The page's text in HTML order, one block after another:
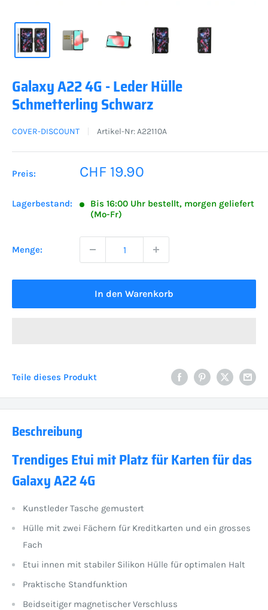
Galaxy A22 4G - Leder Hülle
Schmetterling Schwarz
COVER-DISCOUNT Artikel-Nr:A22110A
Preis: Sonderpreis
CHF 19.90
Lagerbestand:
Bis 16:00 Uhr bestellt, morgen geliefert
(Mo-Fr)
Menge:
In den Warenkorb
Teile dieses Produkt
Beschreibung
Trendiges Etui mit Platz für Karten für das
Galaxy A22 4G
Kunstleder Tasche gemustert
Hülle mit zwei Fächern für Kreditkarten und ein grosses
Fach
Etui innen mit stabiler Silikon Hülle für optimalen Halt
Praktische Standfunktion
Beidseitiger magnetischer Verschluss